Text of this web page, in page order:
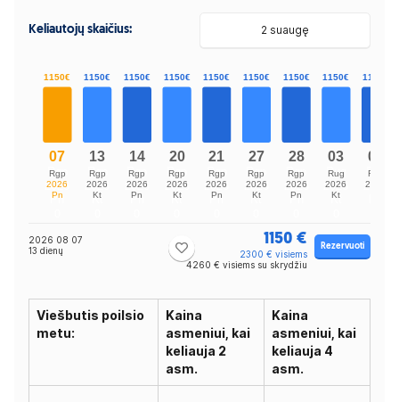
Keliautojų skaičius: 2 suaugę
2026 08 07
13 dienų
1150 €
2300 € visiems
4260 € visiems su skrydžiu
Rezervuoti
Viešbutis poilsio
metu:
Kaina
asmeniui, kai
keliauja 2
asm.
Kaina
asmeniui, kai
keliauja 4
asm.